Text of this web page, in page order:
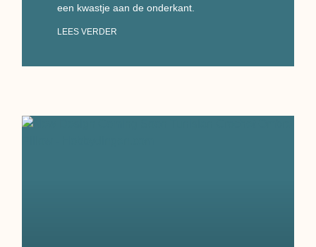
een kwastje aan de onderkant.
LEES VERDER